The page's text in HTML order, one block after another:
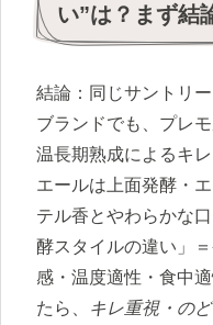
い”は？まず結
結論：同じサントリ
ブランドでも、プレ
温長期熟成によるキ
エールは上面発酵・
テル香とやわらかな
酵スタイルの違い」
感・温度適性・食中
たら、
キレ重視・の